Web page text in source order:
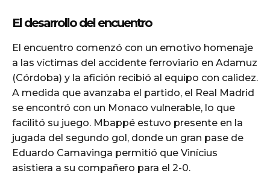
El desarrollo del encuentro
El encuentro comenzó con un emotivo homenaje
a las víctimas del accidente ferroviario en Adamuz
(Córdoba) y la afición recibió al equipo con calidez.
A medida que avanzaba el partido, el Real Madrid
se encontró con un Monaco vulnerable, lo que
facilitó su juego. Mbappé estuvo presente en la
jugada del segundo gol, donde un gran pase de
Eduardo Camavinga permitió que Vinícius
asistiera a su compañero para el 2-0.